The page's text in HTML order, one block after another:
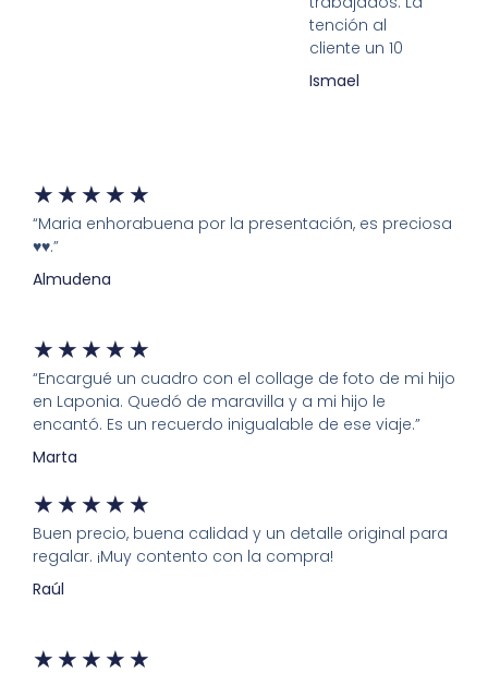
tención al
cliente un 10
Ismael
★ ★ ★ ★ ★
“Maria enhorabuena por la presentación, es preciosa
♥️♥️.”
Almudena
★ ★ ★ ★ ★
“Encargué un cuadro con el collage de foto de mi hijo
en Laponia. Quedó de maravilla y a mi hijo le
encantó. Es un recuerdo inigualable de ese viaje.”
Marta
★ ★ ★ ★ ★
Buen precio, buena calidad y un detalle original para
regalar. ¡Muy contento con la compra!
Raúl
★ ★ ★ ★ ★